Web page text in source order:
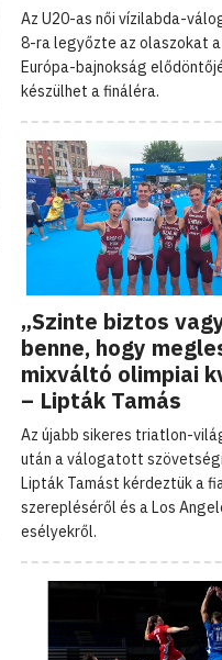
Az U20-as női vízilabda-
8-ra legyőzte az olaszokat
Európa-bajnokság
készülhet a fináléra.
„Szinte biztos
benne, hogy
mixváltó olimpiai
– Lipták Tamás
Az újabb sikeres triatlon-
után a válogatott
Lipták Tamást kérdeztük a
szerepléséről és a Los
esélyekről.